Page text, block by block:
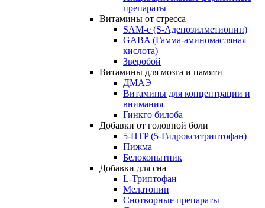
препараты
Витамины от стресса
SAM-e (S-Аденозилметионин)
GABA (Гамма-аминомасляная
кислота)
Зверобой
Витамины для мозга и памяти
ДМАЭ
Витамины для концентрации и
внимания
Гинкго билоба
Добавки от головной боли
5-HTP (5-Гидрокситриптофан)
Пижма
Белокопытник
Добавки для сна
L-Триптофан
Мелатонин
Снотворные препараты